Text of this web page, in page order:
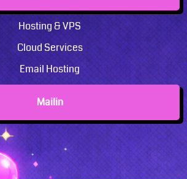
Hosting & VPS
Cloud Services
Email Hosting
Mailin